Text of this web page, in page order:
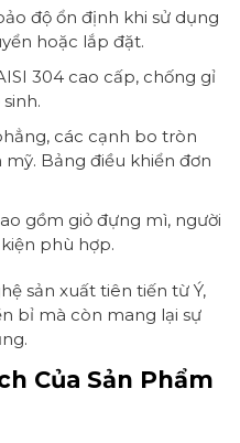
độ ổn định khi sử dụng
hoặc lắp đặt.
304 cao cấp, chống gỉ
các cạnh bo tròn
Bảng điều khiển đơn
gồm giỏ đựng mì, người
phù hợp.
sản xuất tiên tiến từ Ý,
bỉ mà còn mang lại sự
Của Sản Phẩm